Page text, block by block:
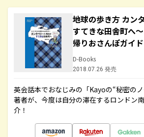
地球の歩き方 カン
すてきな田舎町へ
帰りおさんぽガイ
D-Books
2018.07.26 発売
英会話本でおなじみの「Kayoの“秘密の
著者が、今度は自分の滞在するロンドン
介！